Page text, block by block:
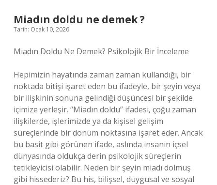
Miadın doldu ne demek ?
Tarih: Ocak 10, 2026
Miadın Doldu Ne Demek? Psikolojik Bir İnceleme
Hepimizin hayatında zaman zaman kullandığı, bir
noktada bitişi işaret eden bu ifadeyle, bir şeyin veya
bir ilişkinin sonuna gelindiği düşüncesi bir şekilde
içimize yerleşir. “Miadın doldu” ifadesi, çoğu zaman
ilişkilerde, işlerimizde ya da kişisel gelişim
süreçlerinde bir dönüm noktasına işaret eder. Ancak
bu basit gibi görünen ifade, aslında insanın içsel
dünyasında oldukça derin psikolojik süreçlerin
tetikleyicisi olabilir. Neden bir şeyin miadı dolmuş
gibi hissederiz? Bu his, bilişsel, duygusal ve sosyal